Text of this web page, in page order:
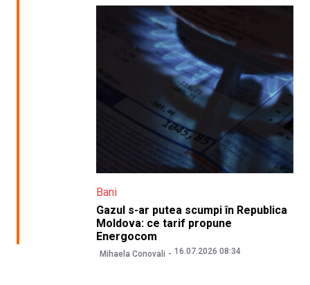
Bani
Gazul s-ar putea scumpi în Republica
Moldova: ce tarif propune
Energocom
Mihaela Conovali 16.07.2026 08:34